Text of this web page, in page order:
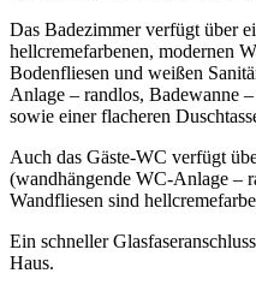
Das Badezimmer verfügt über
hellcremefarbenen, modernen
Bodenfliesen und weißen
Anlage – randlos, Badewanne
sowie einer flacheren
Auch das Gäste-WC verfügt
(wandhängende WC-Anlage –
Wandfliesen sind
Ein schneller
Haus.